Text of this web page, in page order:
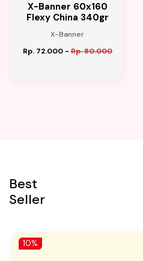
X-Banner 60x160
Flexy China 340gr
X-Banner
Rp. 72.000-Rp. 80.000
Best
Seller
10%